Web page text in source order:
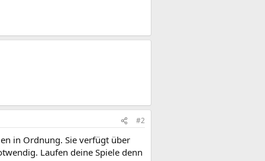
#2
in Ordnung. Sie verfügt über
Laufen deine Spiele denn